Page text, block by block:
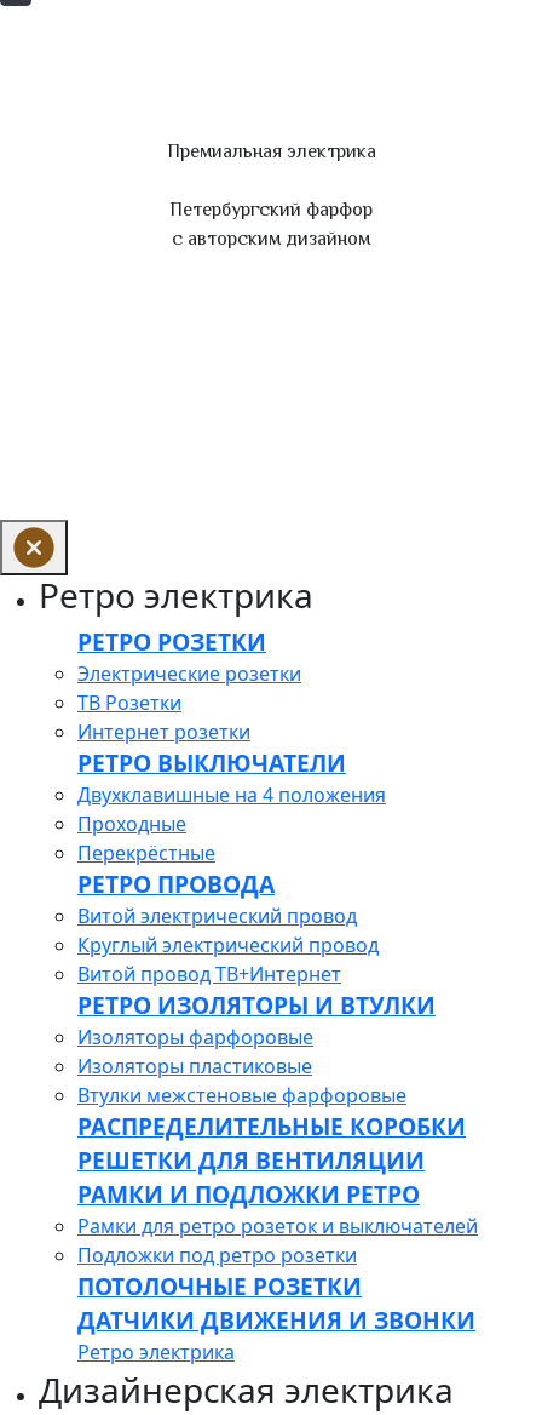
Премиальная электрика
Петербургский фарфор
с авторским дизайном
Ретро электрика
РЕТРО РОЗЕТКИ
Электрические розетки
ТВ Розетки
Интернет розетки
РЕТРО ВЫКЛЮЧАТЕЛИ
Двухклавишные на 4 положения
Проходные
Перекрёстные
РЕТРО ПРОВОДА
Витой электрический провод
Круглый электрический провод
Витой провод ТВ+Интернет
РЕТРО ИЗОЛЯТОРЫ И ВТУЛКИ
Изоляторы фарфоровые
Изоляторы пластиковые
Втулки межстеновые фарфоровые
РАСПРЕДЕЛИТЕЛЬНЫЕ КОРОБКИ
РЕШЕТКИ ДЛЯ ВЕНТИЛЯЦИИ
РАМКИ И ПОДЛОЖКИ РЕТРО
Рамки для ретро розеток и выключателей
Подложки под ретро розетки
ПОТОЛОЧНЫЕ РОЗЕТКИ
ДАТЧИКИ ДВИЖЕНИЯ И ЗВОНКИ
Ретро электрика
Дизайнерская электрика